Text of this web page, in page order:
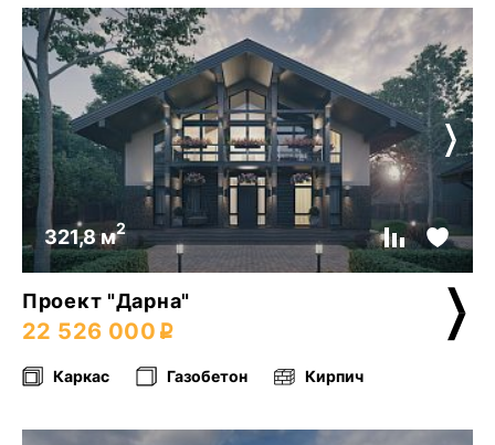
321,8 м2
Проект "Дарна"
22 526 000
Каркас Газобетон Кирпич